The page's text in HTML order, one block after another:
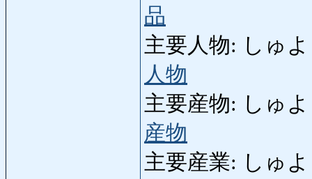
品
主要人物: しゅよ
人物
主要産物: しゅ
産物
主要産業: しゅ